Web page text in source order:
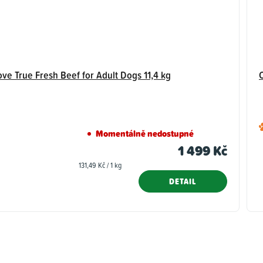
Carnilove True Fresh Beef for Adult Dogs 11,4 kg
Momentálně nedostupné
1 499 Kč
Měrná
131,49 Kč / 1 kg
DETAIL